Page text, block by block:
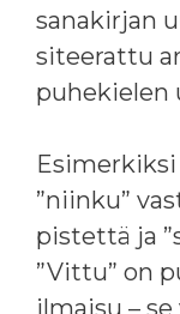
sanakirjan
siteerattu
puhekielen
Esimerkiksi
”niinku”
pistettä ja
”Vittu” on
ilmaisu –